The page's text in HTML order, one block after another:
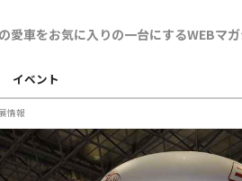
イベント
情報